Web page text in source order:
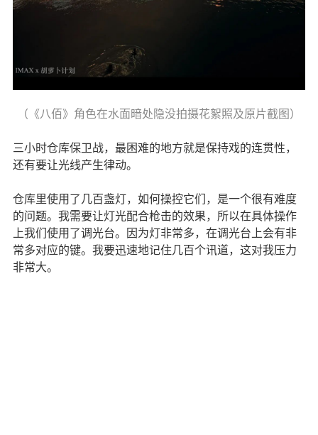
（《八佰》角色在水面暗处隐没拍摄花絮照及原片截图）
三小时仓库保卫战，最困难的地方就是保持戏的连贯性，
还有要让光线产生律动。
仓库里使用了几百盏灯，如何操控它们，是一个很有难度
的问题。我需要让灯光配合枪击的效果，所以在具体操作
上我们使用了调光台。因为灯非常多，在调光台上会有非
常多对应的键。我要迅速地记住几百个讯道，这对我压力
非常大。